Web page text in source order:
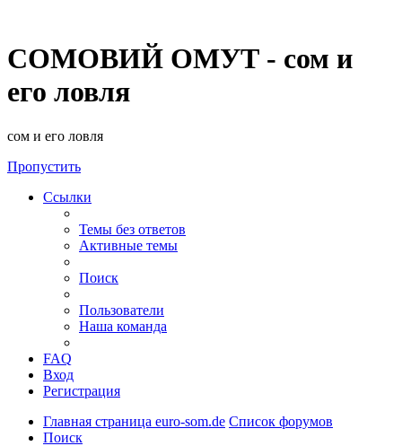
СОМОВИЙ ОМУТ - сом и
его ловля
сом и его ловля
Пропустить
Ссылки
Темы без ответов
Активные темы
Поиск
Пользователи
Наша команда
FAQ
Вход
Регистрация
Главная страница euro-som.de Список форумов
Поиск